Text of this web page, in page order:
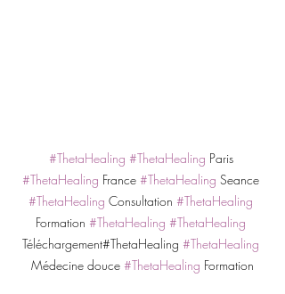
#ThetaHealing #ThetaHealing Paris
#ThetaHealing France #ThetaHealing Seance
#ThetaHealing Consultation #ThetaHealing
Formation #ThetaHealing #ThetaHealing
Téléchargement#ThetaHealing #ThetaHealing
Médecine douce #ThetaHealing Formation